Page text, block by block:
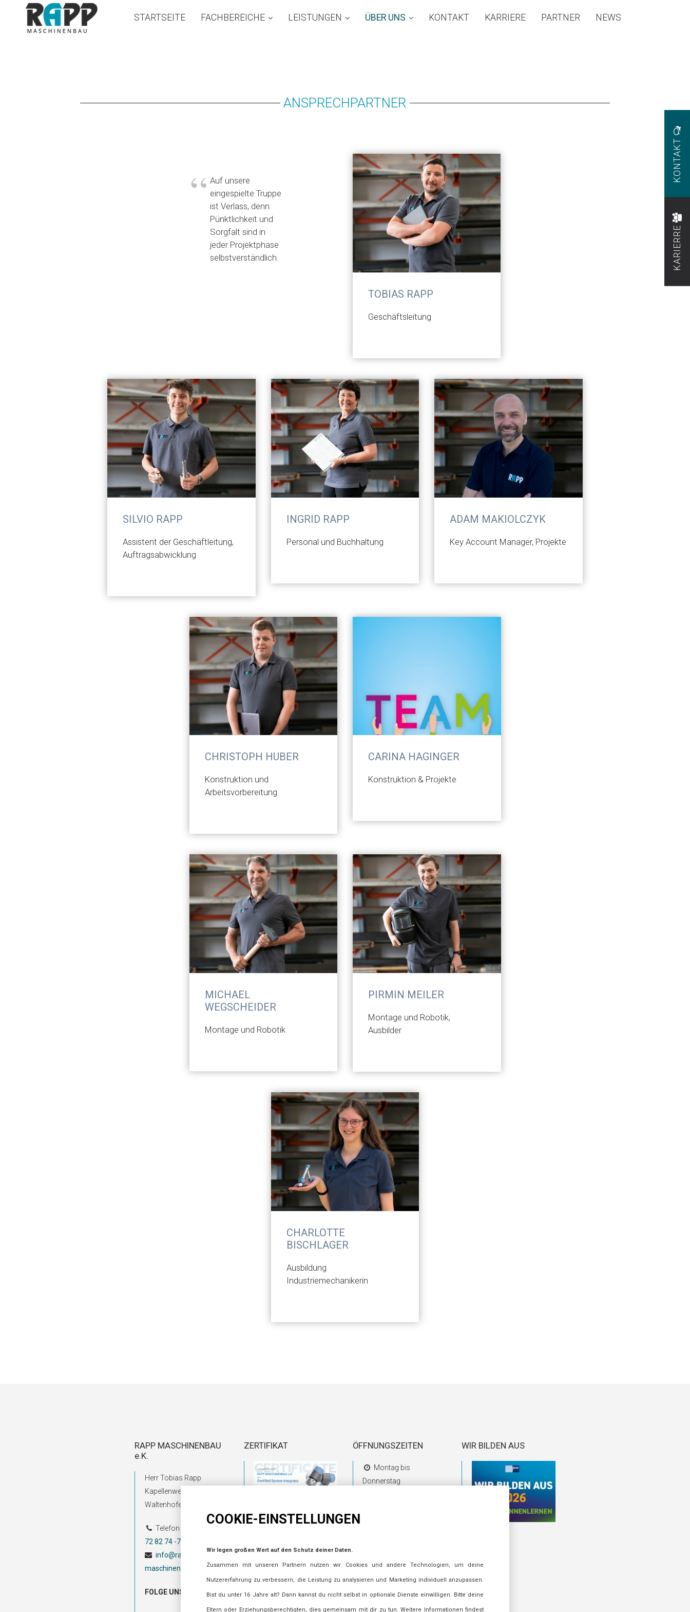
STARTSEITE FACHBEREICHE LEISTUNGEN ÜBER UNS KONTAKT KARRIERE PARTNER NEWS
​Auf unsere
eingespielte Truppe
ist Verlass, denn
Pünktlichkeit und
Sor​gfalt sind in
jeder Projektphase
selbstverständlich.
TOBIAS RAPP
Geschäftsleitung
SILVIO RAPP
Assistent der Geschäftleitung,
Auftragsabwicklung
INGRID RAPP
Personal und Buchhaltung
ADAM MAKIOLCZYK
Key Account Manager, Projekte
CHRISTOPH HUBER
Konstruktion und
Arbeitsvorbereitung
CARINA HAGINGER
Konstruktion & Projekte
MICHAEL
WEGSCHEIDER
Montage und Robotik
PIRMIN MEILER
Montage und Robotik,
Ausbilder
CHARLOTTE
BISCHLAGER
Ausbildung
Industriemechanikerin
RAPP MASCHINENBAU
e.K.
Herr Tobias Rapp
Kapellenweg 6b | 87448
Waltenhofen
Telefon
72 82 74 -7
info@rapp-
maschinenbau.de
FOLGE UNS AUF
ZERTIFIKAT ÖFFNUNGSZEITEN
Montag bis
Donnerstag
und Feiertage
geschlossen
WIR BILDEN AUS
KONTAKT
KARIERRE
COOKIE-EINSTELLUNGEN
Wir legen großen Wert auf den Schutz deiner Daten.
Zusammen mit unseren Partnern nutzen wir Cookies und andere Technologien, um deine
Nutzererfahrung zu verbessern, die Leistung zu analysieren und Marketing individuell anzupassen.
Bist du unter 16 Jahre alt? Dann kannst du nicht selbst in optionale Dienste einwilligen. Bitte deine
Eltern oder Erziehungsberechtigten, dies gemeinsam mit dir zu tun. Weitere Informationen findest